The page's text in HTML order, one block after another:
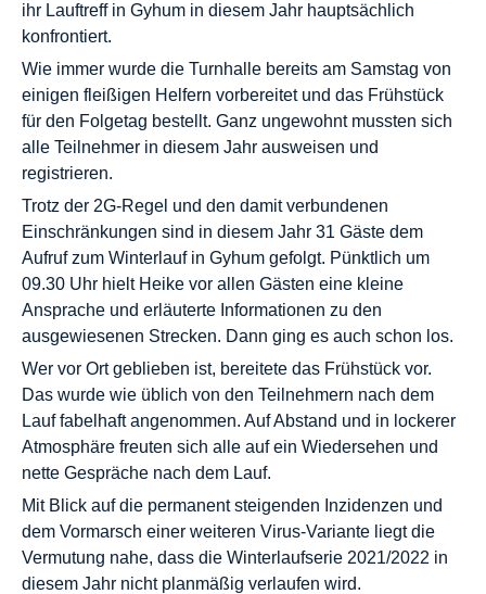
ihr Lauftreff in Gyhum in diesem Jahr hauptsächlich
konfrontiert.
Wie immer wurde die Turnhalle bereits am Samstag von
einigen fleißigen Helfern vorbereitet und das Frühstück
für den Folgetag bestellt. Ganz ungewohnt mussten sich
alle Teilnehmer in diesem Jahr ausweisen und
registrieren.
Trotz der 2G-Regel und den damit verbundenen
Einschränkungen sind in diesem Jahr 31 Gäste dem
Aufruf zum Winterlauf in Gyhum gefolgt. Pünktlich um
09.30 Uhr hielt Heike vor allen Gästen eine kleine
Ansprache und erläuterte Informationen zu den
ausgewiesenen Strecken. Dann ging es auch schon los.
Wer vor Ort geblieben ist, bereitete das Frühstück vor.
Das wurde wie üblich von den Teilnehmern nach dem
Lauf fabelhaft angenommen. Auf Abstand und in lockerer
Atmosphäre freuten sich alle auf ein Wiedersehen und
nette Gespräche nach dem Lauf.
Mit Blick auf die permanent steigenden Inzidenzen und
dem Vormarsch einer weiteren Virus-Variante liegt die
Vermutung nahe, dass die Winterlaufserie 2021/2022 in
diesem Jahr nicht planmäßig verlaufen wird.